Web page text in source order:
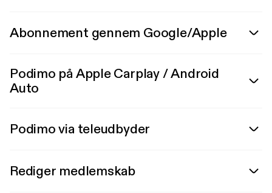
Abonnement gennem Google/Apple
Podimo på Apple Carplay / Android
Auto
Podimo via teleudbyder
Rediger medlemskab